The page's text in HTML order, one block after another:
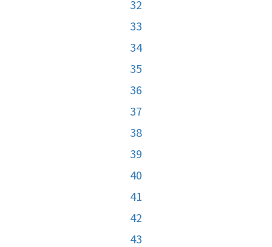
32
33
34
35
36
37
38
39
40
41
42
43